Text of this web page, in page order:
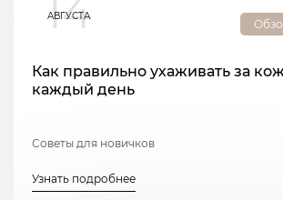
14
АВГУСТА
Как правильно ухаживать за
каждый день
Советы для новичков
Узнать подробнее